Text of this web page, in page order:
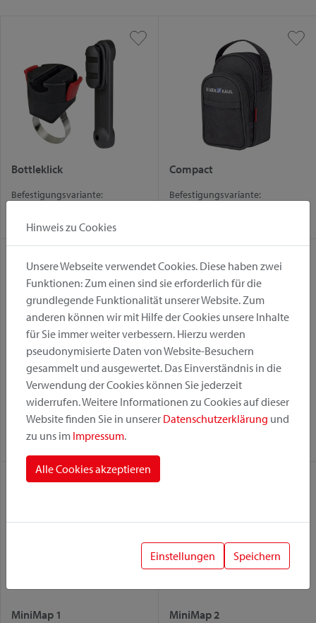
Bottleklick
Befestigungsvariante:
Compact
Befestigungsvariante:
Freeliner
Befestigungsvariante:
Mini Adapter
Mini Adapter
Befestigungsvariante:
MiniMap 1 MiniMap 2
Hinweis zu Cookies
Unsere Webseite verwendet Cookies. Diese haben zwei
Funktionen: Zum einen sind sie erforderlich für die
grundlegende Funktionalität unserer Website. Zum
anderen können wir mit Hilfe der Cookies unsere Inhalte
für Sie immer weiter verbessern. Hierzu werden
pseudonymisierte Daten von Website-Besuchern
gesammelt und ausgewertet. Das Einverständnis in die
Verwendung der Cookies können Sie jederzeit
widerrufen. Weitere Informationen zu Cookies auf dieser
Website finden Sie in unserer Datenschutzerklärung und
zu uns im Impressum.
Alle Cookies akzeptieren
Einstellungen Speichern